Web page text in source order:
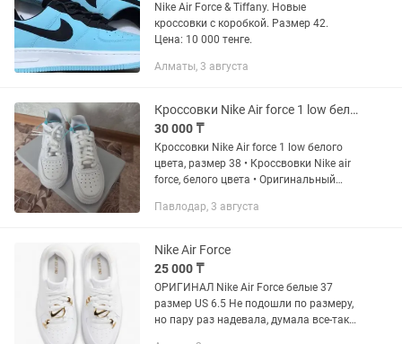
Nike Air Force & Tiffany. Новые
кроссовки с коробкой. Размер 42.
Цена: 10 000 тенге.
Алматы, 3 августа
Кроссовки Nike Air force 1 low белого цвета, размер 38
30 000 ₸
Кроссовки Nike Air force 1 low белого
цвета, размер 38 • Кроссвовки Nike air
force, белого цвета • Оригинальный
если увидите код на коробке и на
Павлодар, 3 августа
Nike Air Force
25 000 ₸
ОРИГИНАЛ Nike Air Force белые 37
размер US 6.5 Не подошли по размеру,
но пару раз надевала, думала все-таки